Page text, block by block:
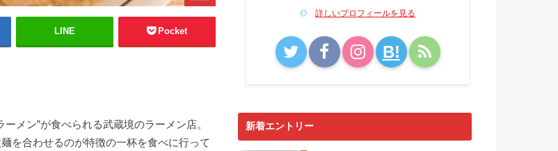
LINE Pocket
メン”が食べられる武蔵境のラーメン店。
を合わせるのが特徴の一杯を食べに行って
詳しいプロフィールを見る
B!
新着エントリー